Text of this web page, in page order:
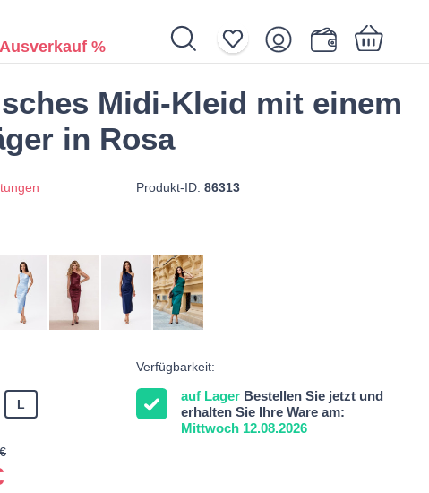
Ausverkauf %
Ihr Warenkorb ist noch leer.
Midi-Kleid mit einem
in Rosa
Produkt-ID: 86313
Verfügbarkeit:
auf Lager Bestellen Sie jetzt und
erhalten Sie Ihre Ware am:
Mittwoch 12.08.2026
L